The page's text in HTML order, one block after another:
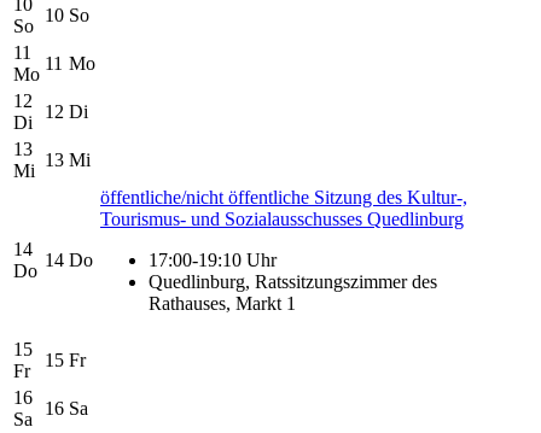
So
10 So
11
Mo
11 Mo
12
Di
12 Di
13
Mi
13 Mi
14
Do
14 Do
öffentliche/nicht öffentliche Sitzung des Kultur-,
Tourismus- und Sozialausschusses Quedlinburg
17:00-19:10 Uhr
Quedlinburg, Ratssitzungszimmer des
Rathauses, Markt 1
15
Fr
15 Fr
16
Sa
16 Sa